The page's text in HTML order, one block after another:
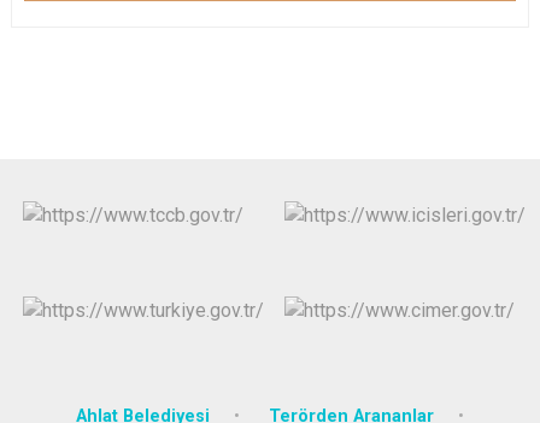
Ahlat Belediyesi Terörden Arananlar